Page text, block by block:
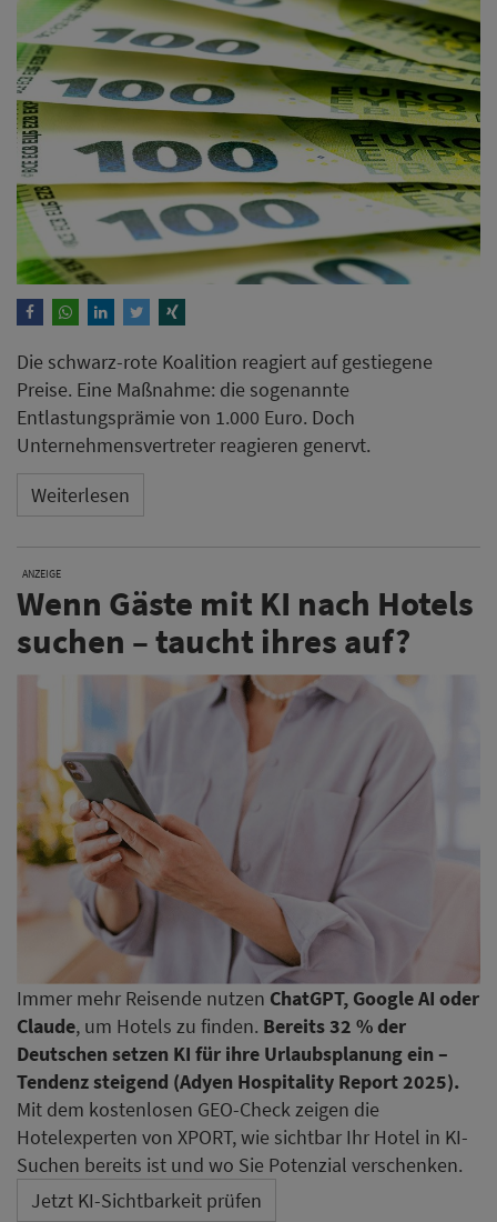
Die schwarz-rote Koalition reagiert auf gestiegene
Preise. Eine Maßnahme: die sogenannte
Entlastungsprämie von 1.000 Euro. Doch
Unternehmensvertreter reagieren genervt.
Weiterlesen
ANZEIGE
Wenn Gäste mit KI nach Hotels
suchen – taucht ihres auf?
Immer mehr Reisende nutzen ChatGPT, Google AI oder
Claude, um Hotels zu finden. Bereits 32 % der
Deutschen setzen KI für ihre Urlaubsplanung ein –
Tendenz steigend (Adyen Hospitality Report 2025).
Mit dem kostenlosen GEO-Check zeigen die
Hotelexperten von XPORT, wie sichtbar Ihr Hotel in KI-
Suchen bereits ist und wo Sie Potenzial verschenken.
Jetzt KI-Sichtbarkeit prüfen